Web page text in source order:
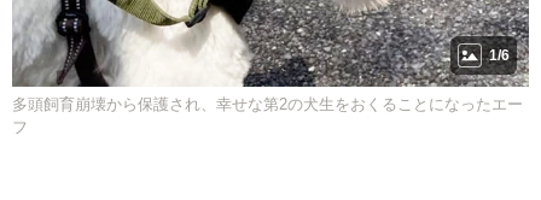
1/6
多頭飼育崩壊から保護され、幸せな第2の犬生をおくることになったエー
フ